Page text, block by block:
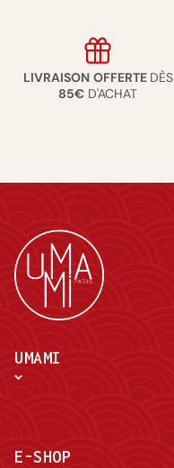
LIVRAISON OFFERTE DÈS
85€ D'ACHAT
UMAMI
E-SHOP